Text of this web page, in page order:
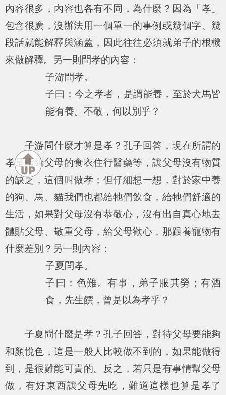
內容很多，內容也各有不同，為什麼？因為「孝」
包含很廣，沒辦法用一個單一的事例或幾個字、幾
段話就能解釋與涵蓋，因此往往必須就弟子的根機
來做解釋。另一則問孝的內容：
子游問孝。
子曰：今之孝者，是謂能養，至於犬馬皆
能有養。不敬，何以別乎？
子游問什麼才算是孝？孔子回答，現在所謂的
孝是指給父母的食衣住行醫藥等，讓父母沒有物質
的缺乏，這個叫做孝；但仔細想一想，對於家中養
的狗、馬、貓我們也都給牠們飲食，給牠們舒適的
生活，如果對父母沒有恭敬心，沒有出自真心地去
體貼父母、敬重父母，給父母歡心，那跟養寵物有
什麼差別？另一則內容：
子夏問孝。
子曰：色難。有事，弟子服其勞；有酒
食，先生饌，曾是以為孝乎？
子夏問什麼是孝？孔子回答，對待父母要能夠
和顏悅色，這是一般人比較做不到的，如果能做得
到，是很難能可貴的。反之，若只是有事情幫父母
做，有好東西讓父母先吃，難道這樣也算是孝了